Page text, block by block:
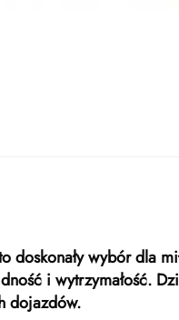
doskonały wybór dla
i wytrzymałość.
dojazdów.